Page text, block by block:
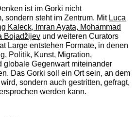
ist im Gorki nicht
sondern steht im Zentrum. Mit Luca
Kaleck, Imran Ayata, Mohammad
Bojadžijevund weiteren Curators
Large entstehen Formate, in denen
Politik, Kunst, Migration,
globale Gegenwart miteinander
Das Gorki soll ein Ort sein, an dem
sondern auch gestritten, gefragt,
werden kann.